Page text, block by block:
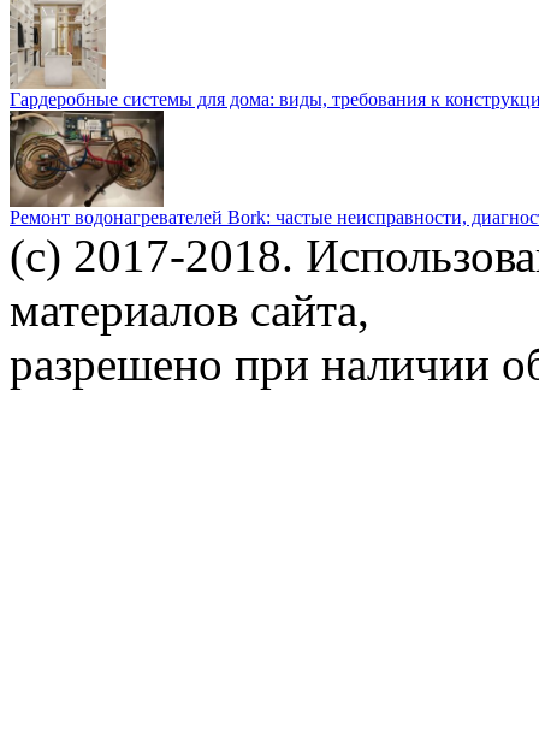
Гардеробные системы для дома: виды, требования к
Ремонт водонагревателей Bork: частые неисправности,
(c) 2017-2018.
материалов сайта,
разрешено при наличии